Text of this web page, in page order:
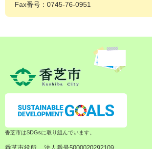
Fax番号：0745-76-0951
香芝市はSDGsに取り組んでいます。